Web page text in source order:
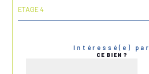
ETAGE 4
Intéressé(e) par
CE BIEN ?